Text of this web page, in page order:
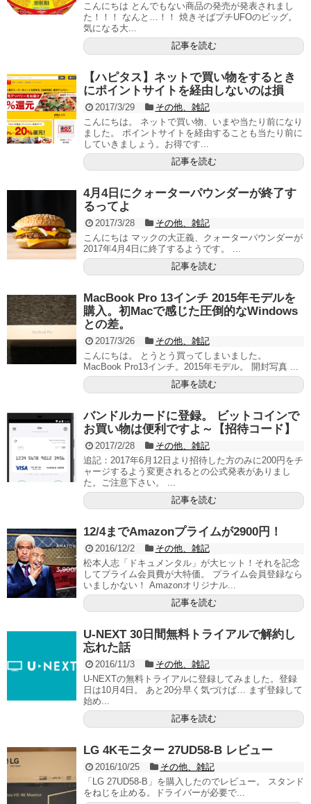
こんにちは とんでもない商品の発売が発表されまし
た！！！ なんと…！！ 焼きそばプチUFOのビッグ。
気になる大...
記事を読む
【ハピタス】ネットで買い物をするとき
にポイントサイトを経由しないのは損
2017/3/29
その他、雑記
こんにちは。 ネットで買い物、いまや当たり前になり
ました。 ポイントサイトを経由することも当たり前に
していきましょう。お得です...
記事を読む
4月4日にクォーターパウンダーが終了す
るってよ
2017/3/28
その他、雑記
こんにちは マックの大正義、クォーターパウンダーが
2017年4月4日に終了するようです。 ...
記事を読む
MacBook Pro 13インチ 2015年モデルを
購入。初Macで感じた圧倒的なWindows
との差。
2017/3/26
その他、雑記
こんにちは。 とうとう買ってしまいました。
MacBook Pro13インチ。2015年モデル。 開封写真 ...
記事を読む
バンドルカードに登録。 ビットコインで
お買い物は便利ですよ～【招待コード】
2017/2/28
その他、雑記
追記：2017年6月12日より招待した方のみに200円をチ
ャージするよう変更されるとの公式発表がありまし
た。ご注意下さい。 ...
記事を読む
12/4までAmazonプライムが2900円！
2016/12/2
その他、雑記
松本人志「ドキュメンタル」が大ヒット！それを記念
してプライム会員費が大特価。 プライム会員登録なら
いましかない！ Amazonオリジナル...
記事を読む
U-NEXT 30日間無料トライアルで解約し
忘れた話
2016/11/3
その他、雑記
U-NEXTの無料トライアルに登録してみました。登録
日は10月4日。 あと20分早く気づけば… まず登録して
始め...
記事を読む
LG 4Kモニター 27UD58-B レビュー
2016/10/25
その他、雑記
「LG 27UD58-B」を購入したのでレビュー。 スタンド
をねじを止める。ドライバーが必要で...